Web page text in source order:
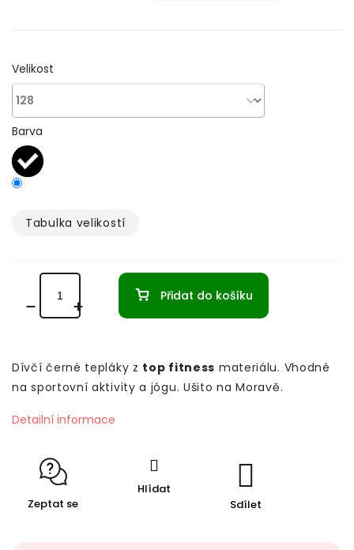
Velikost
Barva
Tabulka velikostí­
Přidat do košíku
Dívčí černé tepláky z top fitness materiálu. Vhodné
na sportovní aktivity a jógu. Ušito na Moravě.
Detailní informace
Zeptat se
Hlídat
Sdílet